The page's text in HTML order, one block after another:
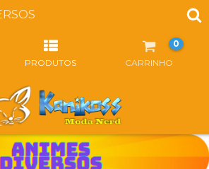
PRODUTOS CARRINHO
0